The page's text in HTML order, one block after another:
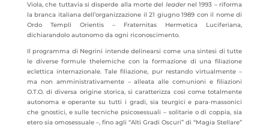
Viola, che tuttavia si disperde alla morte del leader nel 1993 – riforma
la branca italiana dell’organizzazione il 21 giugno 1989 con il nome di
Ordo Templi Orientis – Fraternitas Hermetica Luciferiana,
dichiarandolo autonomo da ogni riconoscimento.
Il programma di Negrini intende delinearsi come una sintesi di tutte
le diverse formule thelemiche con la formazione di una filiazione
eclettica internazionale. Tale filiazione, pur restando virtualmente –
ma non amministrativamente – alleata alle comunioni e filiazioni
O.T.O.di diversa origine storica, si caratterizza così come totalmente
autonoma e operante su tutti i gradi, sia teurgici e para-massonici
che gnostici, e sulle tecniche psicosessuali – solitarie o di coppia, sia
etero sia omosessuale –, fino agli “Alti Gradi Oscuri” di “Magia Stellare”